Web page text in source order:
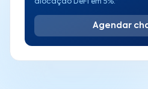
alocação DeFi em 5%."
Agendar